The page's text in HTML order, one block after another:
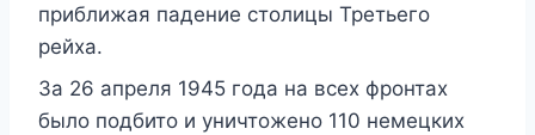
приближая падение столицы Третьего
рейха.
За 26 апреля 1945 года на всех фронтах
было подбито и уничтожено 110 немецких